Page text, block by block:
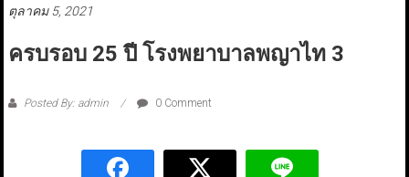
ตุลาคม 5, 2021
ครบรอบ 25 ปี โรงพยาบาลพญาไท 3
Posted By: admin 0 Comment